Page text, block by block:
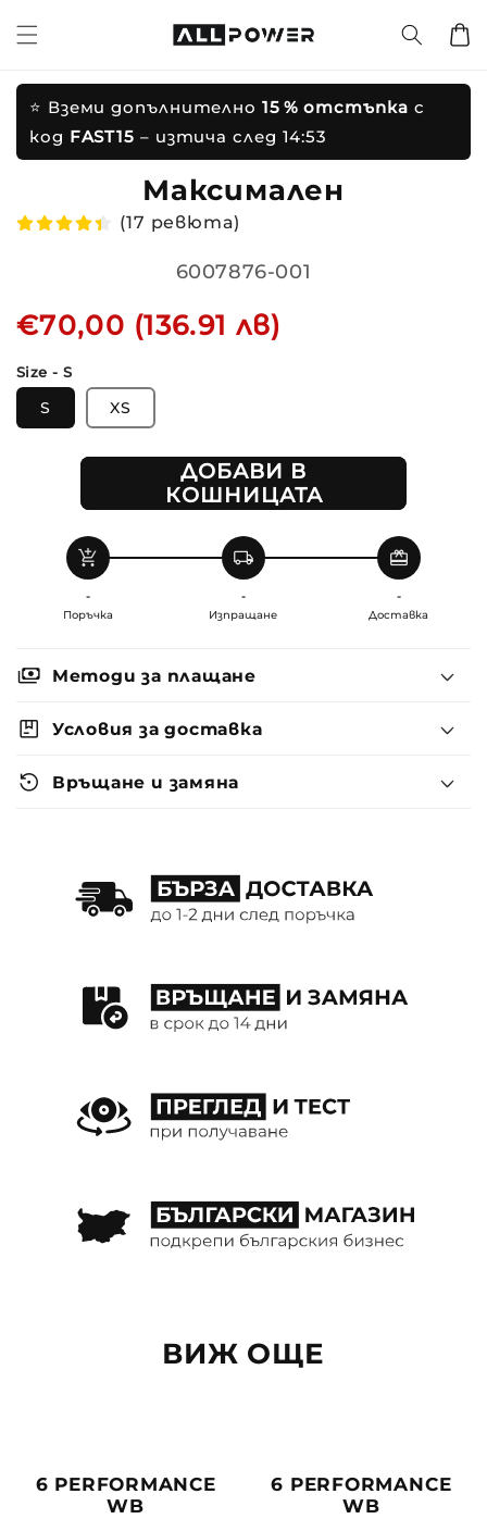
продукта
⭐ Вземи допълнително 15 % отстъпка с
код FAST15 – изтича след 14:53
Максимален ко
(17 ревюта)
Translation
bg.products.product.sku:
6007876-001
Редовна
€70,00 (136.91 лв)
Size - S
S XS
ДОБАВИ В
КОШНИЦАТА
add_shopping_cart
-
Поръчка
local_shipping
-
Изпращане
redeem
-
Доставка
payments Методи за плащане
package Условия за доставка
settings_backup_restore Връщане и замяна
ВИЖ ОЩЕ
6 PERFORMANCE
WB
6 PERFORMANCE
WB